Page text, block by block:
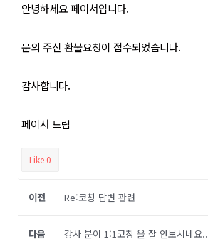
안녕하세요 페이서입니다.
문의 주신 환불요청이 접수되었습니다.
감사합니다.
페이서 드림
Like 0
이전 Re:코칭 답변 관련
강사 분이 1:1코칭 을 잘 안보시네요..
다음